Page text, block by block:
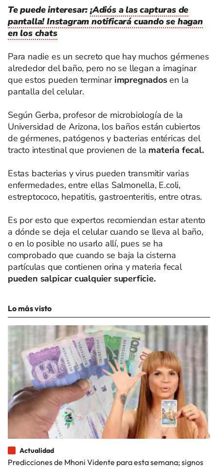
Te puede interesar:¡Adiós a las capturas de
pantalla! Instagram notificará cuando se hagan
en los chats
Para nadie es un secreto que hay muchos gérmenes
alrededor del baño, pero no se llegan a imaginar
que estos pueden terminarimpregnadosen la
pantalla del celular.
Según Gerba, profesor de microbiología de la
Universidad de Arizona, los baños están cubiertos
de gérmenes, patógenos y bacterias entéricas del
tracto intestinal que provienen de la materia fecal.
Estas bacterias y virus pueden transmitir varias
enfermedades, entre ellas Salmonella, E.coli,
estreptococo, hepatitis, gastroenteritis, entre otras.
Es por esto que expertos recomiendan estar atento
a dónde se deja el celular cuando se lleva al baño,
o en lo posible no usarlo allí, pues se ha
comprobado que cuando se baja la cisterna
partículas que contienen orina y materia fecal
pueden salpicar cualquier superficie.
Lo más visto
Actualidad
Predicciones de Mhoni Vidente para esta semana; signos